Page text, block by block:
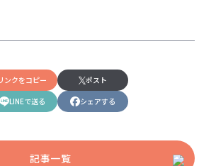
ンクをコピー
ポスト
LINEで送る
シェアする
記事一覧